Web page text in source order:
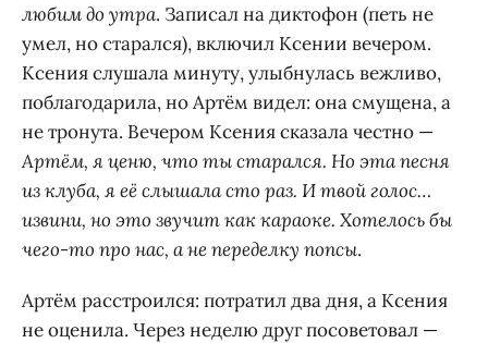
любим до утра. Записал на диктофон (петь не
умел, но старался), включил Ксении вечером.
Ксения слушала минуту, улыбнулась вежливо,
поблагодарила, но Артём видел: она смущена, а
не тронута. Вечером Ксения сказала честно —
Артём, я ценю, что ты старался. Но эта песня
из клуба, я её слышала сто раз. И твой голос…
извини, но это звучит как караоке. Хотелось бы
чего-то про нас, а не переделку попсы.
Артём расстроился: потратил два дня, а Ксения
не оценила. Через неделю друг посоветовал —